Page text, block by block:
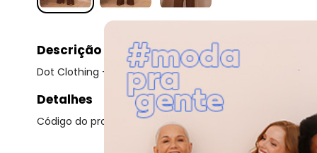
Descrição
Dot Clothing - Cropped Dot Clothing Detalhe Telha
Detalhes
Código do produto: 22355509